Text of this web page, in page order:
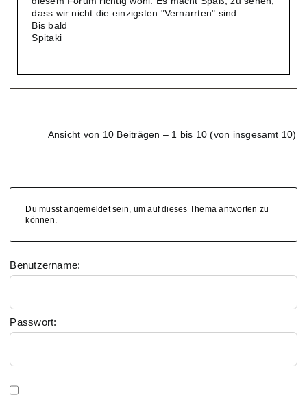
dass wir nicht die einzigsten "Vernarrten" sind.
Bis bald
Spitaki
Ansicht von 10 Beiträgen – 1 bis 10 (von insgesamt 10)
Du musst angemeldet sein, um auf dieses Thema antworten zu
können.
Benutzername:
Passwort: